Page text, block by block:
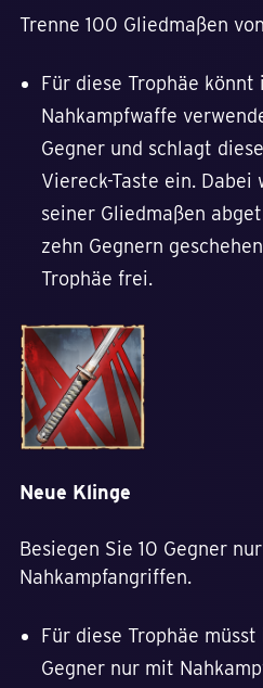
Trenne 100 Gliedmaßen
Für diese Trophäe könnt
Nahkampfwaffe
Gegner und schlagt
Viereck-Taste ein. Dabei
seiner Gliedmaßen
zehn Gegnern
Trophäe frei.
Neue Klinge
Besiegen Sie 10 Gegner
Nahkampfangriffen.
Für diese Trophäe
Gegner nur mit